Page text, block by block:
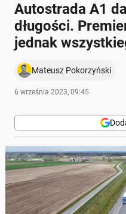
Autostrada A1
długości.
jednak
Mateusz Pokorzyński
6 września 2023, 09:45